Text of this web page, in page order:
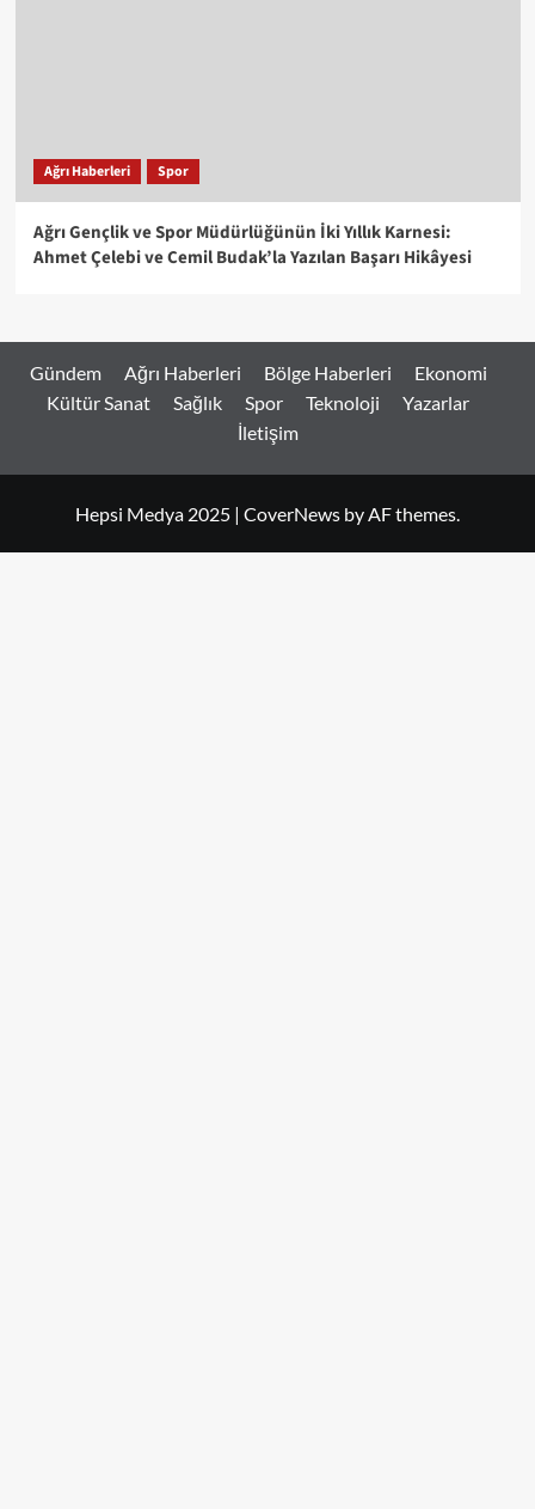
Ağrı Haberleri Spor
Ağrı Gençlik ve Spor Müdürlüğünün İki Yıllık Karnesi:
Ahmet Çelebi ve Cemil Budak’la Yazılan Başarı Hikâyesi
Gündem Ağrı Haberleri Bölge Haberleri
Ekonomi
Kültür Sanat
Sağlık Spor Teknoloji
Yazarlar
İletişim
Hepsi Medya 2025 | CoverNews by AF themes.